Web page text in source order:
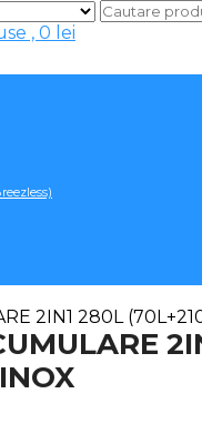
, 0 lei
2IN1 280L